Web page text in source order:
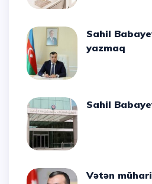
Sahil Babayeva məktub
yazmaq
Sahil
Vətən müharibəsində